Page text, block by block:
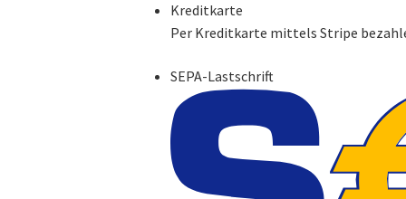
Kreditkarte
Per Kreditkarte mittels Stripe
SEPA-Lastschrift